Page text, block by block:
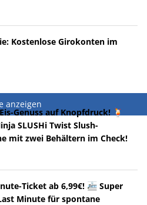
Kostenlose Girokonten im
anzeigen
Genuss auf Knopfdruck! 🍹
SLUSHi Twist Slush-
mit zwei Behältern im Check!
Ticket ab 6,99€! 🚈 Super
Minute für spontane